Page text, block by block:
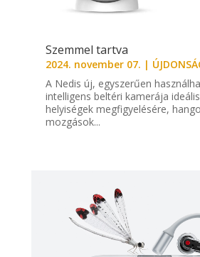
Szemmel tartva
2024. november 07. |
A Nedis új, egyszerűen
intelligens beltéri kamerája
helyiségek megfigyelésére,
mozgások...